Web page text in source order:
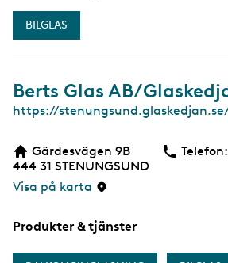
BILGLAS
Berts Glas AB/
W
https://
Gärdesvägen 9B
444 31 STENUNGSUND
Visa på karta
Telefon:
Produkter & tjänster